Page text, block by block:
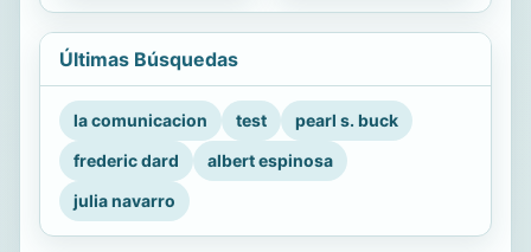
Últimas Búsquedas
la comunicacion test
pearl s. buck
frederic dard
albert espinosa
julia navarro